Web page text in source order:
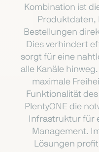
Kombination ist
Produktdaten,
Bestellungen
Dies verhindert
sorgt für eine
alle Kanäle
maximale
Funktionalität
PlentyONE die
Infrastruktur für
Management.
Lösungen